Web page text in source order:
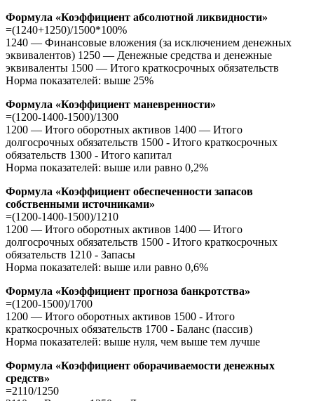
Формула «Коэффициент абсолютной ликвидности»
=(1240+1250)/1500*100%
1240 — Финансовые вложения (за исключением денежных
эквивалентов) 1250 — Денежные средства и денежные
эквиваленты 1500 — Итого краткосрочных обязательств
Норма показателей: выше 25%
Формула «Коэффициент маневренности»
=(1200-1400-1500)/1300
1200 — Итого оборотных активов 1400 — Итого
долгосрочных обязательств 1500 - Итого краткосрочных
обязательств 1300 - Итого капитал
Норма показателей: выше или равно 0,2%
Формула «Коэффициент обеспеченности запасов
собственными источниками»
=(1200-1400-1500)/1210
1200 — Итого оборотных активов 1400 — Итого
долгосрочных обязательств 1500 - Итого краткосрочных
обязательств 1210 - Запасы
Норма показателей: выше или равно 0,6%
Формула «Коэффициент прогноза банкротства»
=(1200-1500)/1700
1200 — Итого оборотных активов 1500 - Итого
краткосрочных обязательств 1700 - Баланс (пассив)
Норма показателей: выше нуля, чем выше тем лучше
Формула «Коэффициент оборачиваемости денежных
средств»
=2110/1250